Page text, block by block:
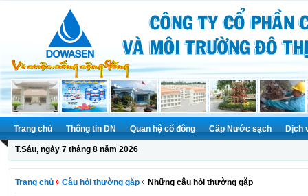
Trang chủ Thông tin DN Quan hệ cổ đông Cấp Nước sạch Dịch
T.Sáu, ngày 7 tháng 8 năm 2026
Trang chủ Câu hỏi thường gặp Những câu hỏi thường gặp